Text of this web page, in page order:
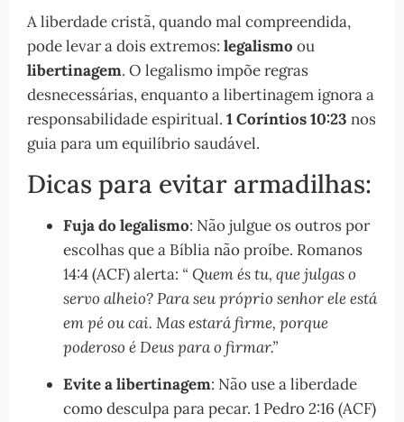
A liberdade cristã, quando mal compreendida,
pode levar a dois extremos: legalismo ou
libertinagem. O legalismo impõe regras
desnecessárias, enquanto a libertinagem ignora a
responsabilidade espiritual. 1 Coríntios 10:23 nos
guia para um equilíbrio saudável.
Dicas para evitar armadilhas:
Fuja do legalismo: Não julgue os outros por
escolhas que a Bíblia não proíbe. Romanos
14:4 (ACF) alerta: “ Quem és tu, que julgas o
servo alheio? Para seu próprio senhor ele está
em pé ou cai. Mas estará firme, porque
poderoso é Deus para o firmar.”
Evite a libertinagem: Não use a liberdade
como desculpa para pecar. 1 Pedro 2:16 (ACF)